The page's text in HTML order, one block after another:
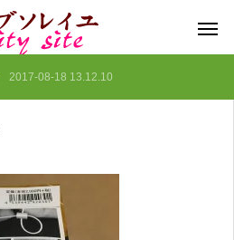
2017-08-18 13.12.10